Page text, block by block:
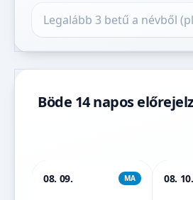
Böde 14 napos
08. 09. MA 08. 10.